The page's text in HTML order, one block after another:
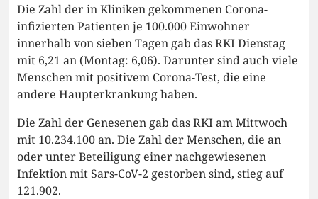
Die Zahl der in Kliniken gekommenen Corona-
infizierten Patienten je 100.000 Einwohner
innerhalb von sieben Tagen gab das RKI Dienstag
mit 6,21 an (Montag: 6,06). Darunter sind auch viele
Menschen mit positivem Corona-Test, die eine
andere Haupterkrankung haben.
Die Zahl der Genesenen gab das RKI am Mittwoch
mit 10.234.100 an. Die Zahl der Menschen, die an
oder unter Beteiligung einer nachgewiesenen
Infektion mit Sars-CoV-2 gestorben sind, stieg auf
121.902.